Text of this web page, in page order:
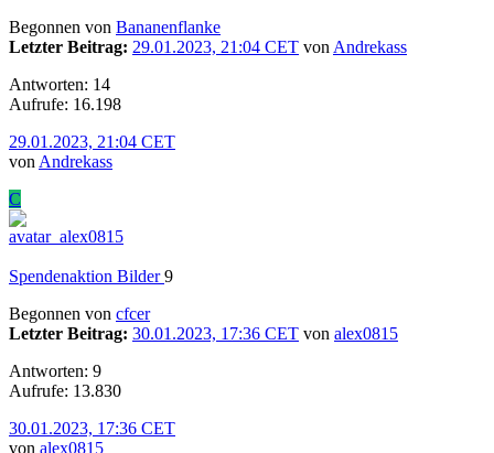
Begonnen von Bananenflanke
Letzter Beitrag: 29.01.2023, 21:04 CET von Andrekass
Antworten: 14
Aufrufe: 16.198
29.01.2023, 21:04 CET
von Andrekass
C
Spendenaktion Bilder9
Begonnen von cfcer
Letzter Beitrag: 30.01.2023, 17:36 CET von alex0815
Antworten: 9
Aufrufe: 13.830
30.01.2023, 17:36 CET
von alex0815